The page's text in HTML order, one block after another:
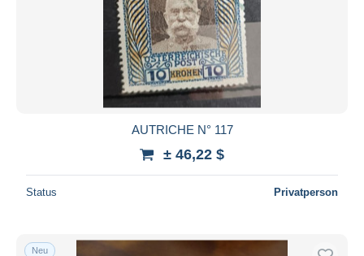
AUTRICHE N° 117
± 46,22 $
Status Privatperson
Neu